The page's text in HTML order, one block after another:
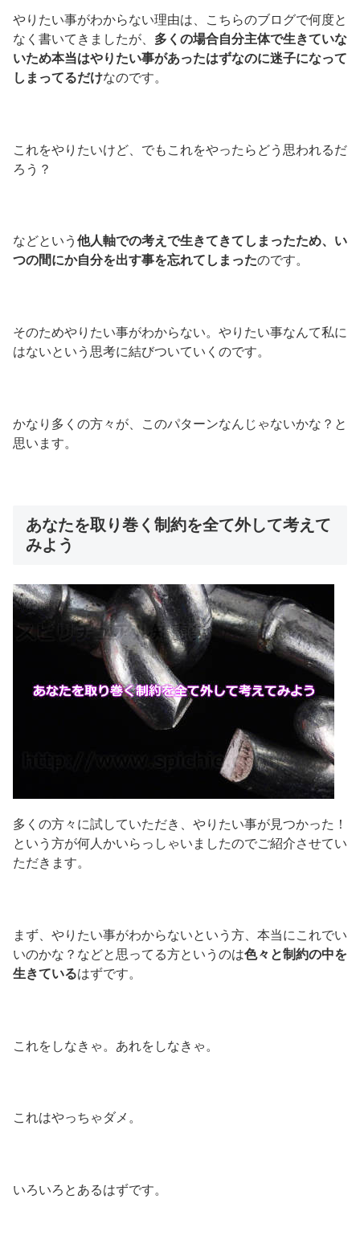
やりたい事がわからない理由は、こちらのブログで何度と
なく書いてきましたが、 多くの場合自分主体で生きていな
いため本当はやりたい事があったはずなのに迷子になって
しまってるだけなのです。
これをやりたいけど、でもこれをやったらどう思われるだ
ろう？
などという 他人軸での考えで生きてきてしまったため、い
つの間にか自分を出す事を忘れてしまったのです。
そのためやりたい事がわからない。やりたい事なんて私に
はないという思考に結びついていくのです。
かなり多くの方々が、このパターンなんじゃないかな？と
思います。
あなたを取り巻く制約を全て外して考えて
みよう
多くの方々に試していただき、やりたい事が見つかった！
という方が何人かいらっしゃいましたのでご紹介させてい
ただきます。
まず、やりたい事がわからないという方、本当にこれでい
いのかな？などと思ってる方というのは色々と制約の中を
生きているはずです。
これをしなきゃ。あれをしなきゃ。
これはやっちゃダメ。
いろいろとあるはずです。